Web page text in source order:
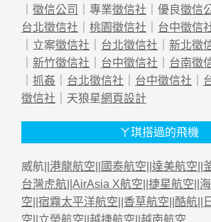
｜ 徵信公司 ｜專業徵信社 ｜優良徵信
台北徵信社 ｜ 桃園徵信社 ｜ 台中徵信
｜立案徵信社 ｜ 台北徵信社 ｜ 新北徵
｜ 新竹徵信社 ｜ 台中徵信社 ｜ 台南徵
｜ 抓姦 ｜ 台北徵信社 ｜ 台中徵信社 ｜
徵信社 ｜天狼星網頁設計
ㄚ琪搭過的飛機
威航|| 港龍航空 國泰航空 達美航空
台灣虎航 AirAsia X航空 捷星航空
空 宿霧太平洋航空 香草航空 酷航
空 立榮航空 越捷航空 越南航空